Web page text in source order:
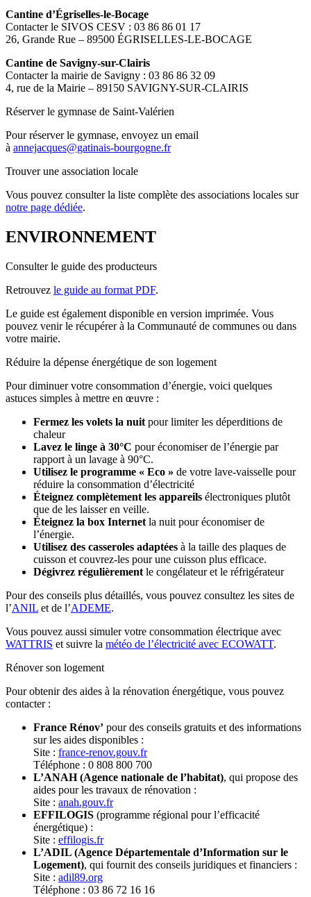
Cantine d’Égriselles-le-Bocage
Contacter le SIVOS CESV : 03 86 86 01 17
26, Grande Rue – 89500 ÉGRISELLES-LE-BOCAGE
Cantine de Savigny-sur-Clairis
Contacter la mairie de Savigny : 03 86 86 32 09
4, rue de la Mairie – 89150 SAVIGNY-SUR-CLAIRIS
Réserver le gymnase de Saint-Valérien
Pour réserver le gymnase, envoyez un email
à annejacques@gatinais-bourgogne.fr
Trouver une association locale
Vous pouvez consulter la liste complète des associations locales sur
notre page dédiée.
ENVIRONNEMENT
Consulter le guide des producteurs
Retrouvez le guide au format PDF.
Le guide est également disponible en version imprimée. Vous
pouvez venir le récupérer à la Communauté de communes ou dans
votre mairie.
Réduire la dépense énergétique de son logement
Pour diminuer votre consommation d’énergie, voici quelques
astuces simples à mettre en œuvre :
Fermez les volets la nuit pour limiter les déperditions de
chaleur
Lavez le linge à 30°C pour économiser de l’énergie par
rapport à un lavage à 90°C.
Utilisez le programme « Eco » de votre lave-vaisselle pour
réduire la consommation d’électricité
Éteignez complètement les appareils électroniques plutôt
que de les laisser en veille.
Éteignez la box Internet la nuit pour économiser de
l’énergie.
Utilisez des casseroles adaptées à la taille des plaques de
cuisson et couvrez-les pour une cuisson plus efficace.
Dégivrez régulièrement le congélateur et le réfrigérateur
Pour des conseils plus détaillés, vous pouvez consultez les sites de
l’ANIL et de l’ADEME.
Vous pouvez aussi simuler votre consommation électrique avec
WATTRIS et suivre la météo de l’électricité avec ECOWATT.
Rénover son logement
Pour obtenir des aides à la rénovation énergétique, vous pouvez
contacter :
France Rénov’ pour des conseils gratuits et des informations
sur les aides disponibles :
Site : france-renov.gouv.fr
Téléphone : 0 808 800 700
L’ANAH (Agence nationale de l’habitat), qui propose des
aides pour les travaux de rénovation :
Site : anah.gouv.fr
EFFILOGIS (programme régional pour l’efficacité
énergétique) :
Site : effilogis.fr
L’ADIL (Agence Départementale d’Information sur le
Logement), qui fournit des conseils juridiques et financiers :
Site : adil89.org
Téléphone : 03 86 72 16 16